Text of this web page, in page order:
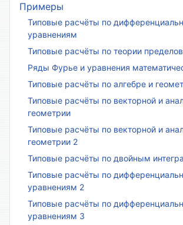
Примеры
Типовые расчёты по
уравнениям
Типовые расчёты по теории пределов
Ряды Фурье и уравнения
Типовые расчёты по алгебре и
Типовые расчёты по векторной и
геометрии
Типовые расчёты по векторной и
геометрии 2
Типовые расчёты по двойным
Типовые расчёты по
уравнениям 2
Типовые расчёты по
уравнениям 3